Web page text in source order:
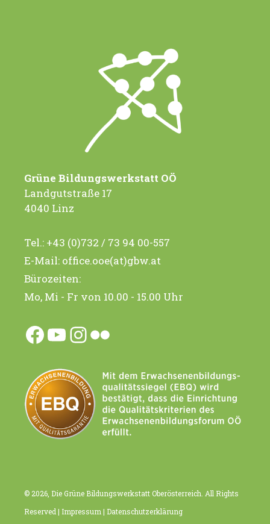
Grüne Bildungswerkstatt OÖ
Landgutstraße 17
4040 Linz
Tel.: +43 (0)732 / 73 94 00-557
E-Mail: office.ooe(at)gbw.at
Bürozeiten:
Mo, Mi - Fr von 10.00 - 15.00 Uhr
Facebook
YouTube
Instagram
Flickr
© 2026, Die Grüne Bildungswerkstatt Oberösterreich. All Rights
Reserved | Impressum| Datenschutzerklärung